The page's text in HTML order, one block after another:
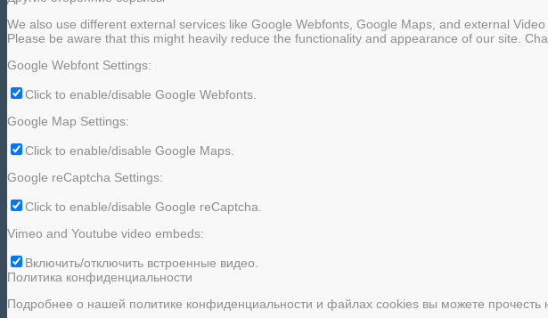
We also use different external services like Google Webfonts, Google Maps, and external
Please be aware that this might heavily reduce the functionality and appearance of our site.
Google Webfont Settings:
Click to enable/disable Google Webfonts.
Google Map Settings:
Click to enable/disable Google Maps.
Google reCaptcha Settings:
Click to enable/disable Google reCaptcha.
Vimeo and Youtube video embeds:
Включить/отключить встроенные видео.
Политика конфиденциальности
Подробнее о нашей политике конфиденциальности и файлах cookies вы можете прочесть